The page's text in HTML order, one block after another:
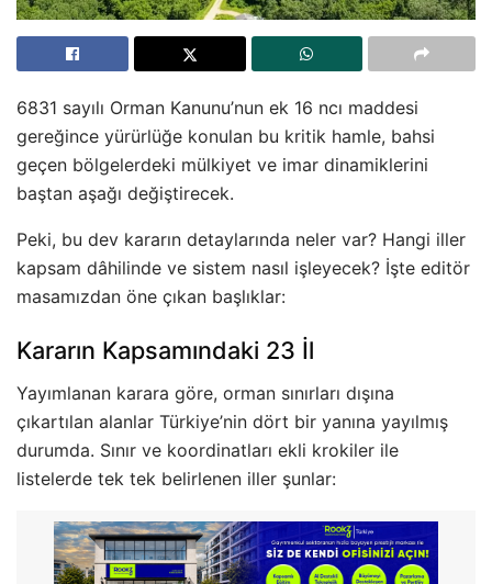
6831 sayılı Orman Kanunu’nun ek 16 ncı maddesi
gereğince yürürlüğe konulan bu kritik hamle, bahsi
geçen bölgelerdeki mülkiyet ve imar dinamiklerini
baştan aşağı değiştirecek.
Peki, bu dev kararın detaylarında neler var? Hangi iller
kapsam dâhilinde ve sistem nasıl işleyecek? İşte editör
masamızdan öne çıkan başlıklar:
Kararın Kapsamındaki 23 İl
Yayımlanan karara göre, orman sınırları dışına
çıkartılan alanlar Türkiye’nin dört bir yanına yayılmış
durumda. Sınır ve koordinatları ekli krokiler ile
listelerde tek tek belirlenen iller şunlar: